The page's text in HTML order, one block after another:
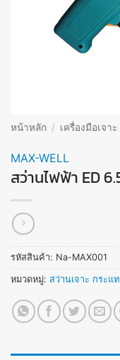
หน้าหลัก / เครื่องมือเจาะ
MAX-WELL
สว่านไฟฟ้า ED
รหัสสินค้า: Na-MAX001
หมวดหมู่: สว่านเจาะ กระแ